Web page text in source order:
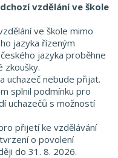
vzdělání ve škole
ve škole mimo
jazyka řízeným
jazyka proběhne
zkoušky.
uchazeč nebude přijat.
splnil podmínku pro
uchazečů s možností
přijetí ke vzdělávání
o povolení
do 31. 8. 2026.